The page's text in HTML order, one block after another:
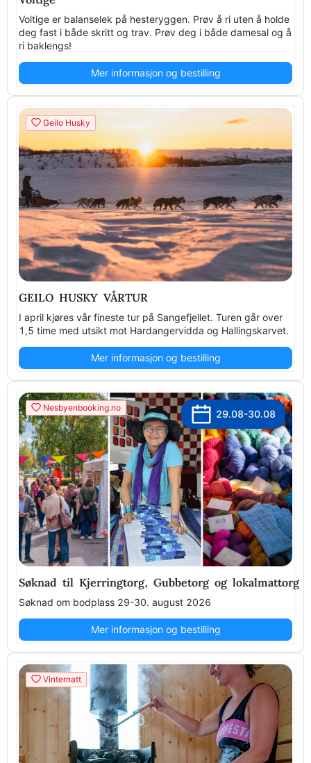
Voltige er balanselek på hesteryggen. Prøv å ri uten å holde
deg fast i både skritt og trav. Prøv deg i både damesal og å
ri baklengs!
Mer informasjon og bestilling
Geilo Husky
GEILO HUSKY VÅRTUR
I april kjøres vår fineste tur på Sangefjellet. Turen går over
1,5 time med utsikt mot Hardangervidda og Hallingskarvet.
Mer informasjon og bestilling
Nesbyenbooking.no
29.08-30.08
Søknad til Kjerringtorg, Gubbetorg og lokalmattorg
Søknad om bodplass 29-30. august 2026
Mer informasjon og bestilling
Vinternatt